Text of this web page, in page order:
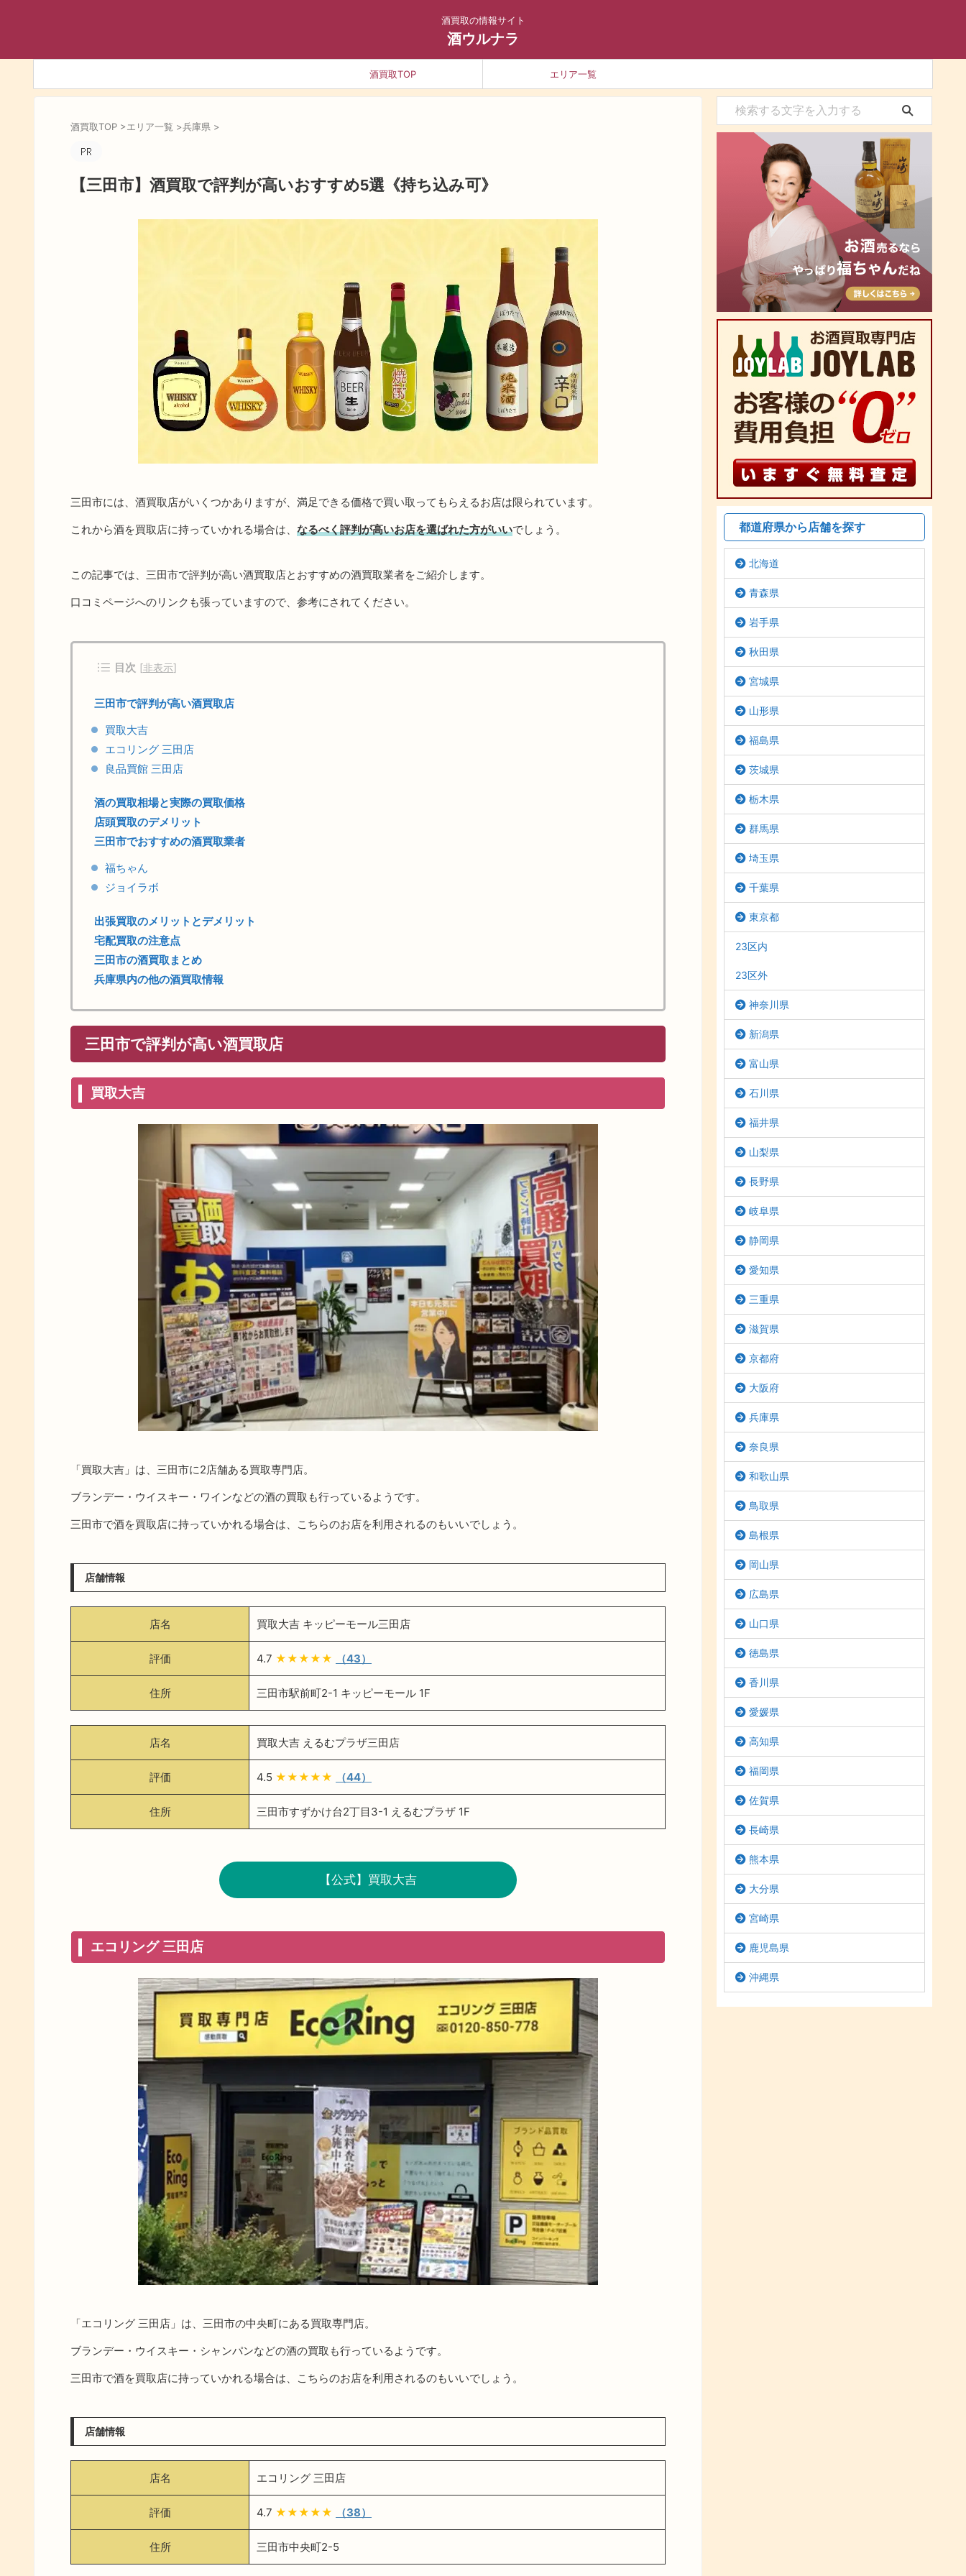
酒買取の情報サイト
酒ウルナラ
酒買取TOP エリア一覧
酒買取TOP >エリア一覧 >兵庫県 >
【三田市】酒買取で評判が高いおすすめ5選《持ち込み可》
三田市には、酒買取店がいくつかありますが、満足できる価格で買い取ってもらえるお店は限られています。
これから酒を買取店に持っていかれる場合は、 なるべく評判が高いお店を選ばれた方がいいでしょう。
この記事では、三田市で評判が高い酒買取店とおすすめの酒買取業者をご紹介します。
口コミページへのリンクも張っていますので、参考にされてください。
目次 [非表示]
三田市で評判が高い酒買取店
買取大吉
エコリング 三田店
良品買館 三田店
酒の買取相場と実際の買取価格
店頭買取のデメリット
三田市でおすすめの酒買取業者
福ちゃん
ジョイラボ
出張買取のメリットとデメリット
宅配買取の注意点
三田市の酒買取まとめ
兵庫県内の他の酒買取情報
三田市で評判が高い酒買取店
買取大吉
「買取大吉」は、三田市に2店舗ある買取専門店。
ブランデー・ウイスキー・ワインなどの酒の買取も行っているようです。
三田市で酒を買取店に持っていかれる場合は、こちらのお店を利用されるのもいいでしょう。
店舗情報
店名 買取大吉 キッピーモール三田店
評価 4.7 ★★★★★ （43）
住所 三田市駅前町2-1 キッピーモール 1F
店名 買取大吉 えるむプラザ三田店
評価 4.5 ★★★★★ （44）
住所 三田市すずかけ台2丁目3-1 えるむプラザ 1F
【公式】買取大吉
エコリング 三田店
「エコリング 三田店」は、三田市の中央町にある買取専門店。
ブランデー・ウイスキー・シャンパンなどの酒の買取も行っているようです。
三田市で酒を買取店に持っていかれる場合は、こちらのお店を利用されるのもいいでしょう。
店舗情報
店名 エコリング 三田店
評価 4.7 ★★★★★ （38）
住所 三田市中央町2-5
都道府県から店舗を探す
北海道
青森県
岩手県
秋田県
宮城県
山形県
福島県
茨城県
栃木県
群馬県
埼玉県
千葉県
東京都
23区内
23区外
神奈川県
新潟県
富山県
石川県
福井県
山梨県
長野県
岐阜県
静岡県
愛知県
三重県
滋賀県
京都府
大阪府
兵庫県
奈良県
和歌山県
鳥取県
島根県
岡山県
広島県
山口県
徳島県
香川県
愛媛県
高知県
福岡県
佐賀県
長崎県
熊本県
大分県
宮崎県
鹿児島県
沖縄県